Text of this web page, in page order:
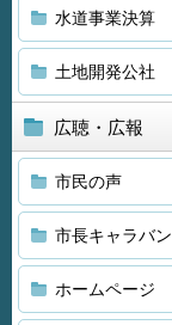
水道事業決算
土地開発公社
広聴・広報
市民の声
市長キャラバン
ホームページ